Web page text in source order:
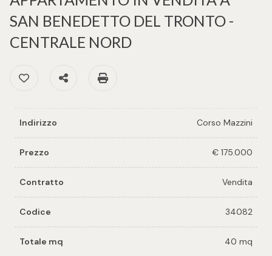
SAN BENEDETTO DEL TRONTO -
CENTRALE NORD
Preferiti: Cod. 34082
Condividi
Indirizzo Corso Mazzini
Prezzo € 175.000
Contratto Vendita
Codice 34082
Totale mq 40 mq
Richiedi
immobile
vendi il
immobile
Contattaci
Provincia
Comune
-